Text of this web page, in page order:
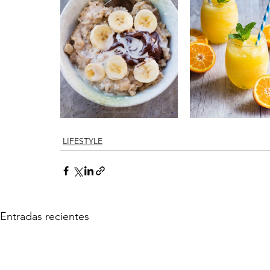
LIFESTYLE
Entradas recientes